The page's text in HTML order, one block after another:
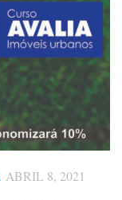
ABRIL 8, 2021